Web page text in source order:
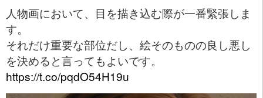
人物画において、目を描き込む際が一番緊張しま
す。
それだけ重要な部位だし、絵そのものの良し悪し
を決めると言ってもよいです。
https://t.co/pqdO54H19u